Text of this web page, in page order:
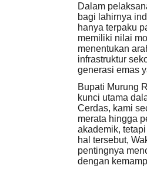
Dalam
bagi lahirnya
hanya terpaku
memiliki nilai
menentukan
infrastruktur
generasi emas
Bupati Murung
kunci utama
Cerdas, kami
merata hingga
akademik,
hal tersebut,
pentingnya
dengan